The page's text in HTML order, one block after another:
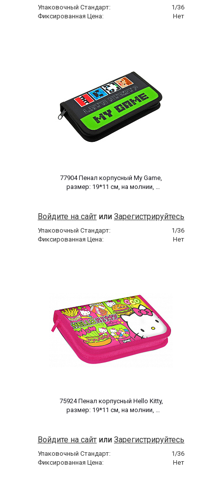
Упаковочный Стандарт:
1/36
Фиксированная Цена:
Нет
77904 Пенал корпусный My Game,
размер: 19*11 см, на молнии,
Войдите на сайт или Зарегистрируйтесь
Упаковочный Стандарт:
1/36
Фиксированная Цена:
Нет
75924 Пенал корпусный Hello Kitty,
размер: 19*11 см, на молнии,
Войдите на сайт или Зарегистрируйтесь
Упаковочный Стандарт:
1/36
Фиксированная Цена:
Нет